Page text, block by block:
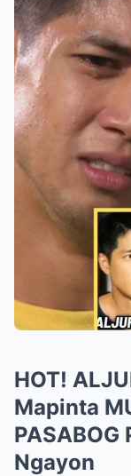
HOT!
Mapinta
PASABOG
Ngayon